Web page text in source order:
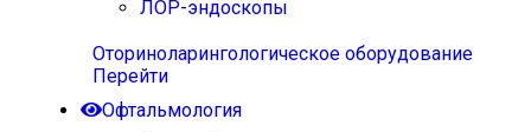
ЛОР-эндоскопы
Оториноларингологическое оборудование
Перейти
Офтальмология